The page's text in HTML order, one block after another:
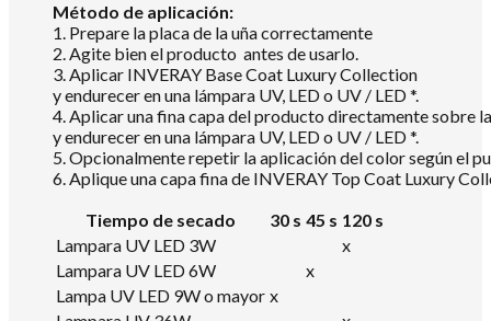
Método de aplicación:
1. Prepare la placa de la uña correctamente
2. Agite bien el producto antes de usarlo.
3. Aplicar INVERAY Base Coat Luxury Collection
y endurecer en una lámpara UV, LED o UV / LED *.
4. Aplicar una fina capa del producto directamente sobre
y endurecer en una lámpara UV, LED o UV / LED *.
5. Opcionalmente repetir la aplicación del color según el
6. Aplique una capa fina de INVERAY Top Coat Luxury
Tiempo de secado
30 s 45 s 120 s
Lampara UV LED 3W
x
Lampara UV LED 6W
x
Lampa UV LED 9W o mayor x